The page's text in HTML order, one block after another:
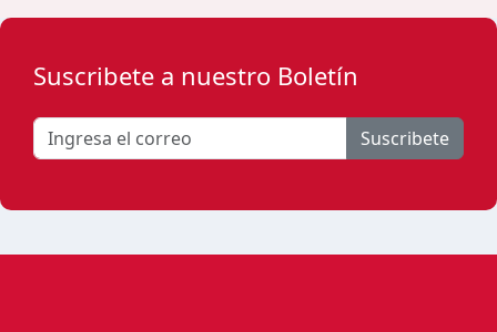
Suscribete a nuestro Boletín
Suscribete